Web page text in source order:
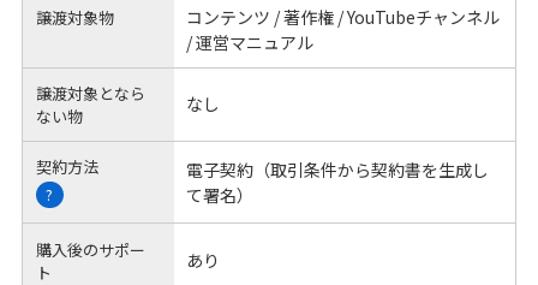
譲渡対象物
コンテンツ / 著作権 / YouTubeチャンネル
/ 運営マニュアル
譲渡対象となら
ない物
なし
契約方法
?
電子契約（取引条件から契約書を生成し
て署名）
購入後のサポー
ト
あり